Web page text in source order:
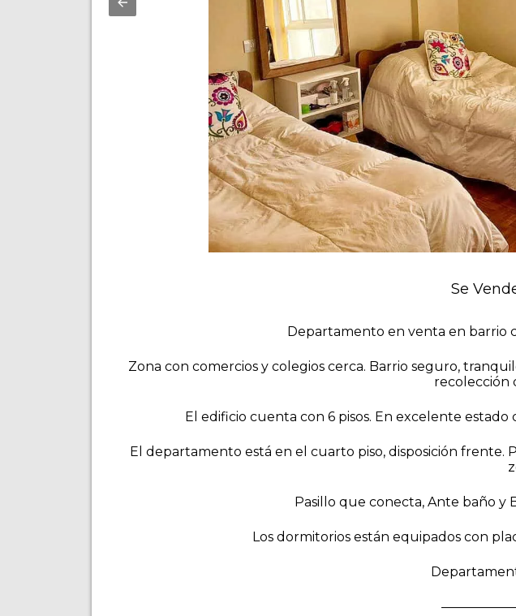
Se
Departamento en venta en barrio
Zona con comercios y colegios cerca. Barrio seguro,
recolección
El edificio cuenta con 6 pisos. En excelente
El departamento está en el cuarto piso, disposición frente.
Pasillo que conecta, Ante baño y
Los dormitorios están equipados con